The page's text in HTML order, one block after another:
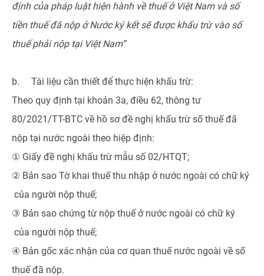
định của pháp luật hiện hành về thuế ở Việt Nam và số
tiền thuế đã nộp ở Nước ký kết sẽ được khấu trừ vào số
thuế phải nộp tại Việt Nam”
b. Tài liệu cần thiết để thực hiện khấu trừ:
Theo quy định tại khoản 3a, điều 62, thông tư
80/2021/TT-BTC về hồ sơ đề nghị khấu trừ số thuế đã
nộp tại nước ngoài theo hiệp định:
① Giấy đề nghị khấu trừ mẫu số 02/HTQT;
② Bản sao Tờ khai thuế thu nhập ở nước ngoài có chữ ký
của người nộp thuế;
③ Bản sao chứng từ nộp thuế ở nước ngoài có chữ ký
của người nộp thuế;
④ Bản gốc xác nhận của cơ quan thuế nước ngoài về số
thuế đã nộp.